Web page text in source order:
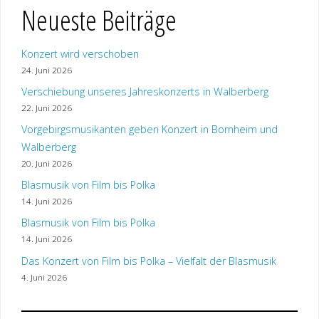
Neueste Beiträge
Konzert wird verschoben
24. Juni 2026
Verschiebung unseres Jahreskonzerts in Walberberg
22. Juni 2026
Vorgebirgsmusikanten geben Konzert in Bornheim und
Walberberg
20. Juni 2026
Blasmusik von Film bis Polka
14. Juni 2026
Blasmusik von Film bis Polka
14. Juni 2026
Das Konzert von Film bis Polka – Vielfalt der Blasmusik
4. Juni 2026